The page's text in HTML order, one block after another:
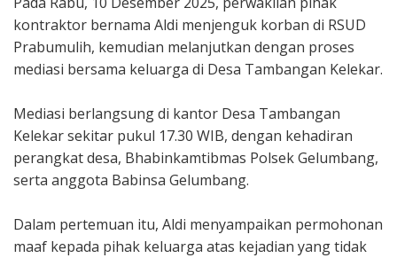
kontraktor bernama Aldi menjenguk korban di RSUD
Prabumulih, kemudian melanjutkan dengan proses
mediasi bersama keluarga di Desa Tambangan Kelekar.
‎Mediasi berlangsung di kantor Desa Tambangan
Kelekar sekitar pukul 17.30 WIB, dengan kehadiran
perangkat desa, Bhabinkamtibmas Polsek Gelumbang,
serta anggota Babinsa Gelumbang.
‎Dalam pertemuan itu, Aldi menyampaikan permohonan
maaf kepada pihak keluarga atas kejadian yang tidak